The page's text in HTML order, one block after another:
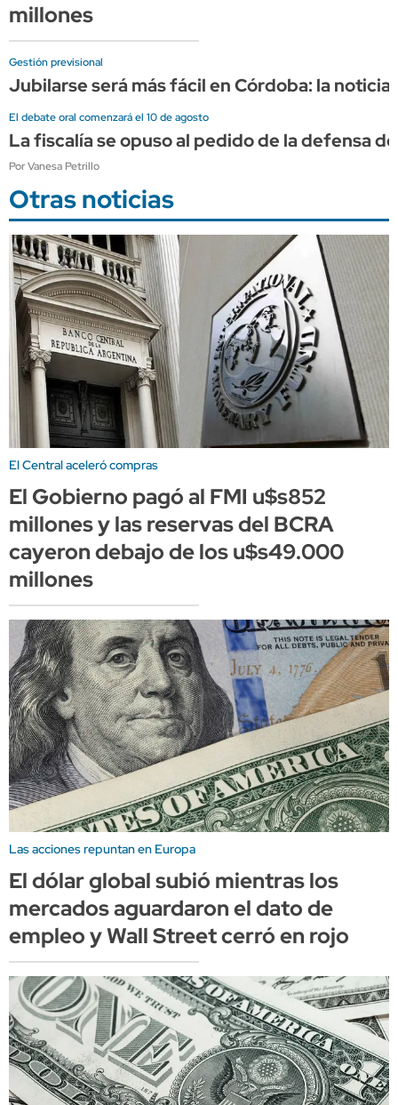
millones
Gestión previsional
Jubilarse será más fácil en Córdoba: la
El debate oral comenzará el 10 de agosto
La fiscalía se opuso al pedido de la defensa
Por Vanesa Petrillo
Otras noticias
El Central aceleró compras
El Gobierno pagó al FMI u$s852
millones y las reservas del BCRA
cayeron debajo de los u$s49.000
millones
Las acciones repuntan en Europa
El dólar global subió mientras los
mercados aguardaron el dato de
empleo y Wall Street cerró en rojo